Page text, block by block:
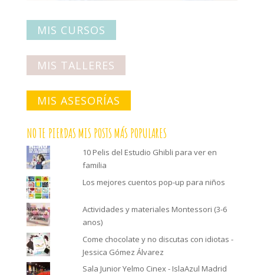
MIS CURSOS
MIS TALLERES
MIS ASESORÍAS
NO TE PIERDAS MIS POSTS MÁS POPULARES
10 Pelis del Estudio Ghibli para ver en
familia
Los mejores cuentos pop-up para niños
Actividades y materiales Montessori (3-6
anos)
Come chocolate y no discutas con idiotas -
Jessica Gómez Álvarez
Sala Junior Yelmo Cinex - IslaAzul Madrid